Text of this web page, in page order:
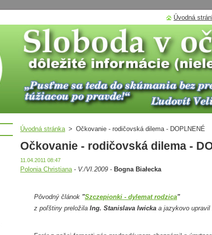
Úvodná stránka > Očkovanie - rodičovská dilema - DOPLNENÉ
Očkovanie - rodičovská dilema -
11.04.2011 08:47
Polonia Christiana- V./VI.2009 - Bogna Białecka
Pôvodný článok "Szczepionki - dylemat rodzica"
z poľštiny preložila Ing. Stanislava Iwicka a jazykovo upravil
Úvodná